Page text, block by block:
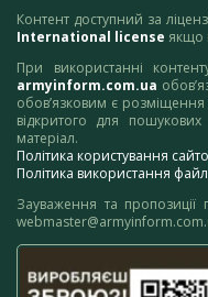
Контент доступний за
International license якщо
При використанні
armyinform.com.ua
обов’язковим є
відкритого для
матеріал.
Політика користування
Політика використання
Зауваження та пропозиції